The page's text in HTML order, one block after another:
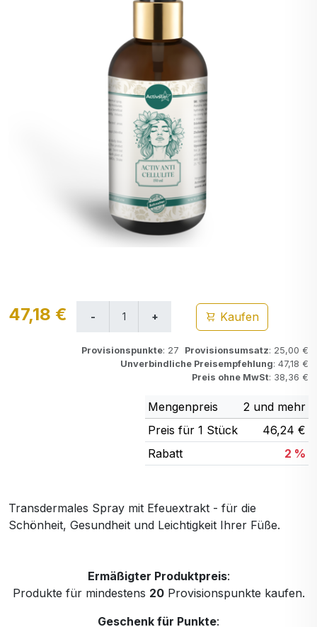
47,18 € Kaufen
Provisionspunkte: 27 Provisionsumsatz: 25,00 €
Unverbindliche Preisempfehlung: 47,18 €
Preis ohne MwSt: 38,36 €
Mengenpreis
2 und mehr
Preis für 1 Stück
46,24 €
Rabatt
2 %
Transdermales Spray mit Efeuextrakt - für die
Schönheit, Gesundheit und Leichtigkeit Ihrer Füße.
Ermäßigter Produktpreis:
Produkte für mindestens 20Provisionspunkte kaufen.
Geschenk für Punkte: